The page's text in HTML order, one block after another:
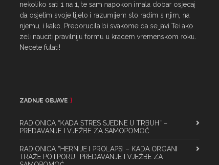
nekoliko sati 1 na 1, te sam napokon imala dobar osjecaj
da osjetim svoje tijelo i razumijem sto radim s njim, na
njemu, i kako. Preporucila bi svakome da se javi Tei ako
zeli nauciti pravilniju formu u kracem vremenskom roku.
Necete fulati!
ZADNJE OBJAVE
RADIONICA “KADA STRES SJEDNE U TRBUH” –
PREDAVANJE I VJEŽBE ZA SAMOPOMOĆ
RADIONICA “HERNIJE I PROLAPSI – KADA ORGANI
TRAŽE POTPORU” PREDAVANJE I VJEŽBE ZA